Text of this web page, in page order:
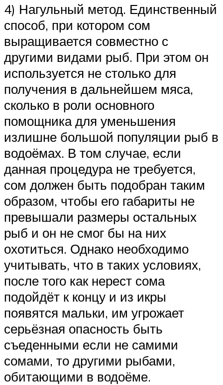
4) Нагульный метод. Единственный
способ, при котором сом
выращивается совместно с
другими видами рыб. При этом он
используется не столько для
получения в дальнейшем мяса,
сколько в роли основного
помощника для уменьшения
излишне большой популяции рыб в
водоёмах. В том случае, если
данная процедура не требуется,
сом должен быть подобран таким
образом, чтобы его габариты не
превышали размеры остальных
рыб и он не смог бы на них
охотиться. Однако необходимо
учитывать, что в таких условиях,
после того как нерест сома
подойдёт к концу и из икры
появятся мальки, им угрожает
серьёзная опасность быть
съеденными если не самими
сомами, то другими рыбами,
обитающими в водоёме.